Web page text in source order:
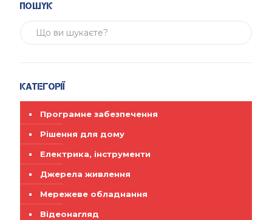
Пошук
Категорії
Програмне забезпечення
Рішення для дому
Електрика, інструменти
Джерела живлення
Мережеве обладнання
Відеонагляд